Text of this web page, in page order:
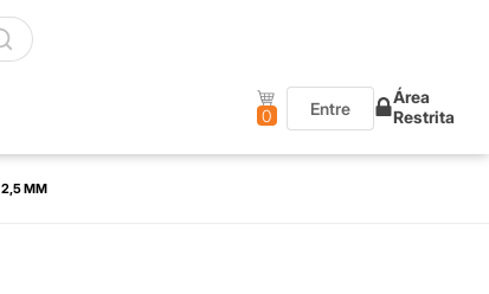
0 Entre
Área
Restrita
2,5 MM